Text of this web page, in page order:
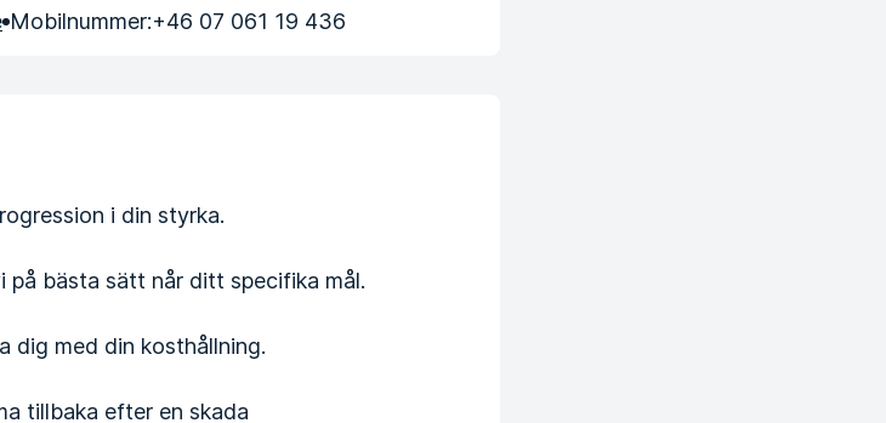
Mobilnummer:+46 07 061 19 436
i din styrka.
på bästa sätt når ditt specifika mål.
dig med din kosthållning.
tillbaka efter en skada